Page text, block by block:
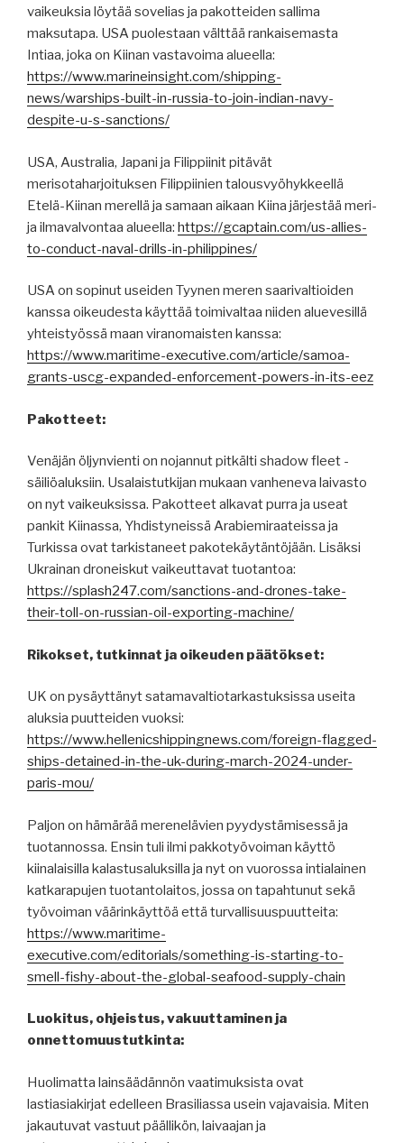
vaikeuksia löytää sovelias ja pakotteiden sallima
maksutapa. USA puolestaan välttää rankaisemasta
Intiaa, joka on Kiinan vastavoima alueella:
https://www.marineinsight.com/shipping-
news/warships-built-in-russia-to-join-indian-navy-
despite-u-s-sanctions/
USA, Australia, Japani ja Filippiinit pitävät
merisotaharjoituksen Filippiinien talousvyöhykkeellä
Etelä-Kiinan merellä ja samaan aikaan Kiina järjestää meri-
ja ilmavalvontaa alueella: https://gcaptain.com/us-allies-
to-conduct-naval-drills-in-philippines/
USA on sopinut useiden Tyynen meren saarivaltioiden
kanssa oikeudesta käyttää toimivaltaa niiden aluevesillä
yhteistyössä maan viranomaisten kanssa:
https://www.maritime-executive.com/article/samoa-
grants-uscg-expanded-enforcement-powers-in-its-eez
Pakotteet:
Venäjän öljynvienti on nojannut pitkälti shadow fleet -
säiliöaluksiin. Usalaistutkijan mukaan vanheneva laivasto
on nyt vaikeuksissa. Pakotteet alkavat purra ja useat
pankit Kiinassa, Yhdistyneissä Arabiemiraateissa ja
Turkissa ovat tarkistaneet pakotekäytäntöjään. Lisäksi
Ukrainan droneiskut vaikeuttavat tuotantoa:
https://splash247.com/sanctions-and-drones-take-
their-toll-on-russian-oil-exporting-machine/
Rikokset, tutkinnat ja oikeuden päätökset:
UK on pysäyttänyt satamavaltiotarkastuksissa useita
aluksia puutteiden vuoksi:
https://www.hellenicshippingnews.com/foreign-flagged-
ships-detained-in-the-uk-during-march-2024-under-
paris-mou/
Paljon on hämärää merenelävien pyydystämisessä ja
tuotannossa. Ensin tuli ilmi pakkotyövoiman käyttö
kiinalaisilla kalastusaluksilla ja nyt on vuorossa intialainen
katkarapujen tuotantolaitos, jossa on tapahtunut sekä
työvoiman väärinkäyttöä että turvallisuuspuutteita:
https://www.maritime-
executive.com/editorials/something-is-starting-to-
smell-fishy-about-the-global-seafood-supply-chain
Luokitus, ohjeistus, vakuuttaminen ja
onnettomuustutkinta:
Huolimatta lainsäädännön vaatimuksista ovat
lastiasiakirjat edelleen Brasiliassa usein vajavaisia. Miten
jakautuvat vastuut päällikön, laivaajan ja